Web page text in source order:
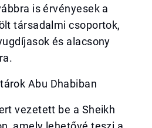
is érvényesek a
társadalmi csoportok,
és alacsony
Abu Dhabiban
vezetett be a Sheikh